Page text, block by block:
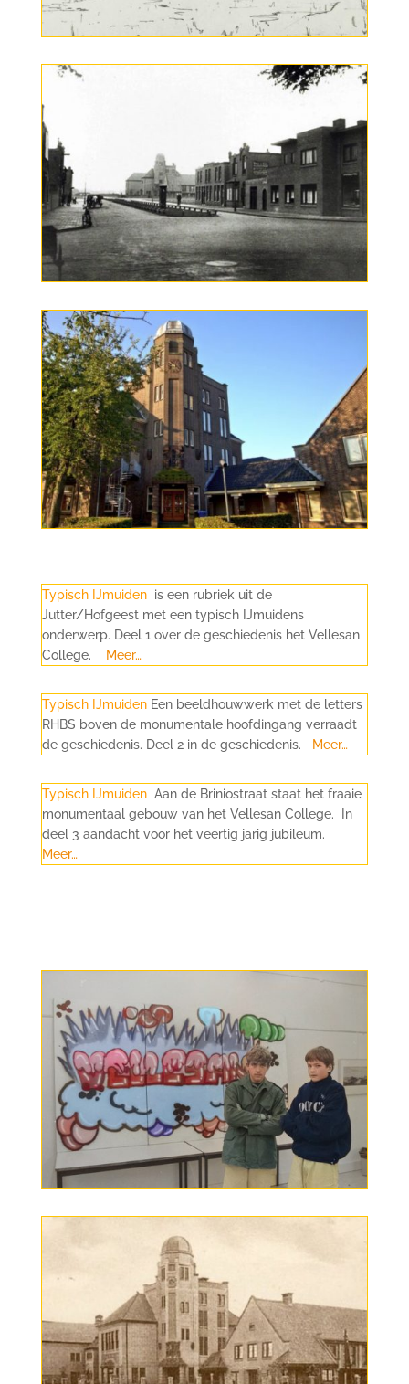
Typisch IJmuidenis een rubriek uit de
Jutter/Hofgeest met een typisch IJmuidens
onderwerp. Deel 1 over de geschiedenis het Vellesan
College.
Meer…
Typisch IJmuiden Een beeldhouwwerk met de letters
RHBS boven de monumentale hoofdingang verraadt
de geschiedenis. Deel 2 in de geschiedenis.
Meer…
Typisch IJmuidenAan de Briniostraat staat het fraaie
monumentaal gebouw van het Vellesan College. In
deel 3 aandacht voor het veertig jarig jubileum.
Meer…